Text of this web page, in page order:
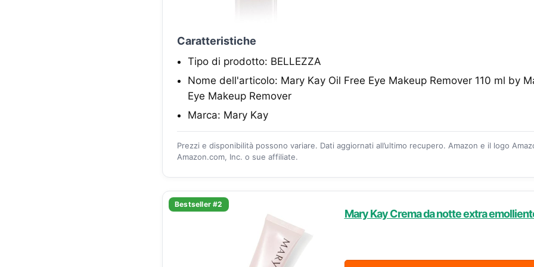
Caratteristiche
Tipo di prodotto: BELLEZZA
Nome dell'articolo: Mary Kay Oil Free Eye Makeup Remover 110 ml by
Eye Makeup Remover
Marca: Mary Kay
Prezzi e disponibilità possono variare. Dati aggiornati all’ultimo recupero. Amazon e il logo
Amazon.com, Inc. o sue affiliate.
Bestseller #2
Mary Kay Crema da notte extra